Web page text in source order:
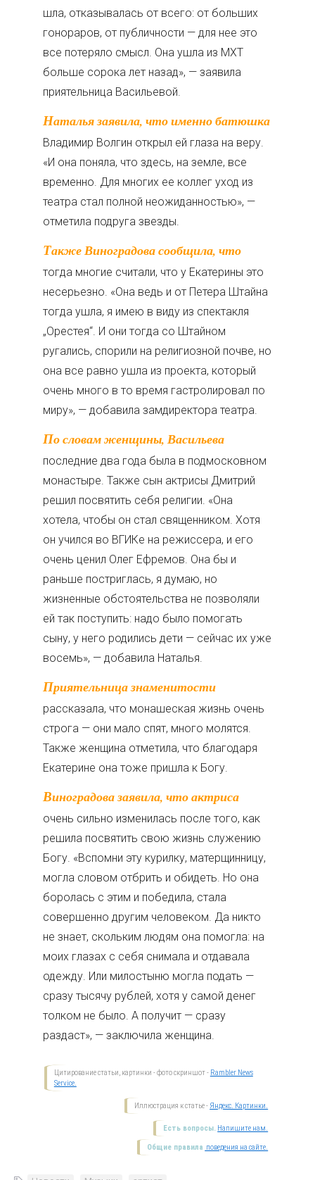
шла, отказывалась от всего: от больших
гонораров, от публичности — для нее это
все потеряло смысл. Она ушла из МХТ
больше сорока лет назад», — заявила
приятельница Васильевой.
Наталья заявила, что именно батюшка
Владимир Волгин открыл ей глаза на веру.
«И она поняла, что здесь, на земле, все
временно. Для многих ее коллег уход из
театра стал полной неожиданностью», —
отметила подруга звезды.
Также Виноградова сообщила, что
тогда многие считали, что у Екатерины это
несерьезно. «Она ведь и от Петера Штайна
тогда ушла, я имею в виду из спектакля
„Орестея“. И они тогда со Штайном
ругались, спорили на религиозной почве, но
она все равно ушла из проекта, который
очень много в то время гастролировал по
миру», — добавила замдиректора театра.
По словам женщины, Васильева
последние два года была в подмосковном
монастыре. Также сын актрисы Дмитрий
решил посвятить себя религии. «Она
хотела, чтобы он стал священником. Хотя
он учился во ВГИКе на режиссера, и его
очень ценил Олег Ефремов. Она бы и
раньше постриглась, я думаю, но
жизненные обстоятельства не позволяли
ей так поступить: надо было помогать
сыну, у него родились дети — сейчас их уже
восемь», — добавила Наталья.
Приятельница знаменитости
рассказала, что монашеская жизнь очень
строга — они мало спят, много молятся.
Также женщина отметила, что благодаря
Екатерине она тоже пришла к Богу.
Виноградова заявила, что актриса
очень сильно изменилась после того, как
решила посвятить свою жизнь служению
Богу. «Вспомни эту курилку, матерщинницу,
могла словом отбрить и обидеть. Но она
боролась с этим и победила, стала
совершенно другим человеком. Да никто
не знает, скольким людям она помогла: на
моих глазах с себя снимала и отдавала
одежду. Или милостыню могла подать —
сразу тысячу рублей, хотя у самой денег
толком не было. А получит — сразу
раздаст», — заключила женщина.
Цитирование статьи, картинки - фото скриншот - Rambler News
Service.
Иллюстрация к статье - Яндекс. Картинки.
Есть вопросы. Напишите нам.
Общие правила поведения на сайте.